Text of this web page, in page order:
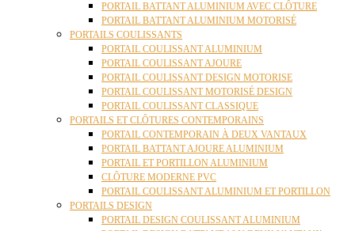
PORTAIL BATTANT ALUMINIUM AVEC CLÔTURE
PORTAIL BATTANT ALUMINIUM MOTORISÉ
PORTAILS COULISSANTS
PORTAIL COULISSANT ALUMINIUM
PORTAIL COULISSANT AJOURE
PORTAIL COULISSANT DESIGN MOTORISE
PORTAIL COULISSANT MOTORISÉ DESIGN
PORTAIL COULISSANT CLASSIQUE
PORTAILS ET CLÔTURES CONTEMPORAINS
PORTAIL CONTEMPORAIN À DEUX VANTAUX
PORTAIL BATTANT AJOURE ALUMINIUM
PORTAIL ET PORTILLON ALUMINIUM
CLÔTURE MODERNE PVC
PORTAIL COULISSANT ALUMINIUM ET PORTILLON
PORTAILS DESIGN
PORTAIL DESIGN COULISSANT ALUMINIUM